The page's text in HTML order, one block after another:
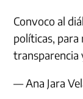
Convoco al
políticas, para
transparencia
— Ana Jara